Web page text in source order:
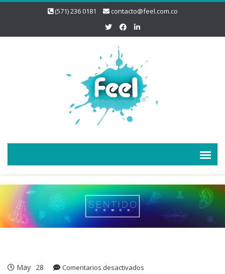
(571) 236 0181 contacto@feel.com.co
May 28 Comentarios desactivados